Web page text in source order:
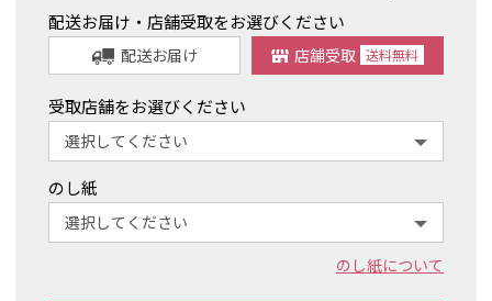
配送お届け・店舗受取をお選びください
配送お届け 店舗受取 送料無料
受取店舗をお選びください
のし紙
のし紙について